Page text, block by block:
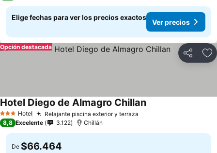
Elige fechas para ver los precios exactos
Ver precios
Compartir
Opción destacada
3 Estrellas
Hotel Relajante piscina exterior y terraza
Hotel Diego de Almagro ChillanVer precios
8,8 Excelente 3.122 Chillán
De $66.464